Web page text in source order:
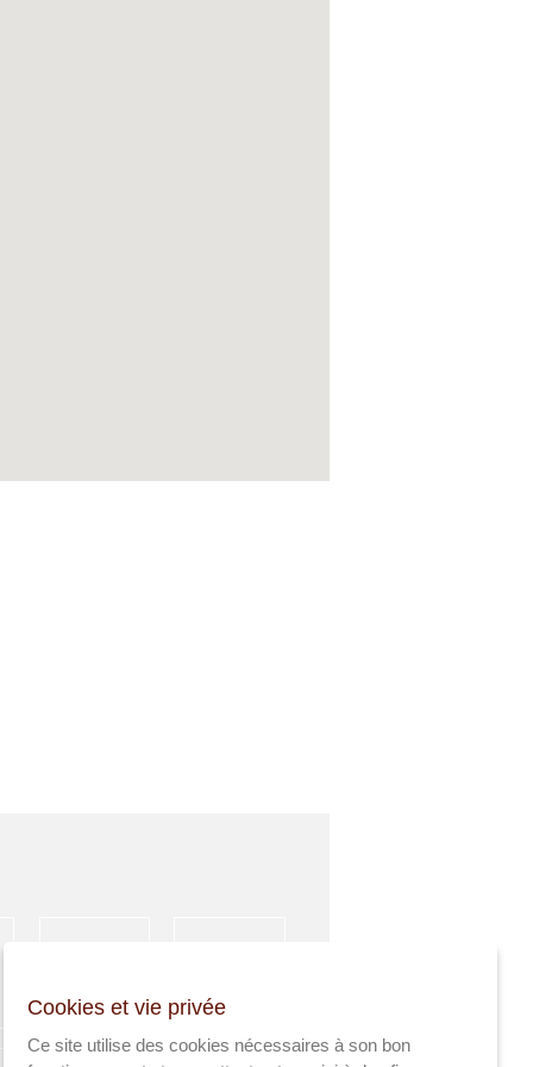
ACTIVITÉS
SPORTIVES
Cookies et vie privée
Ce site utilise des cookies nécessaires à son bon